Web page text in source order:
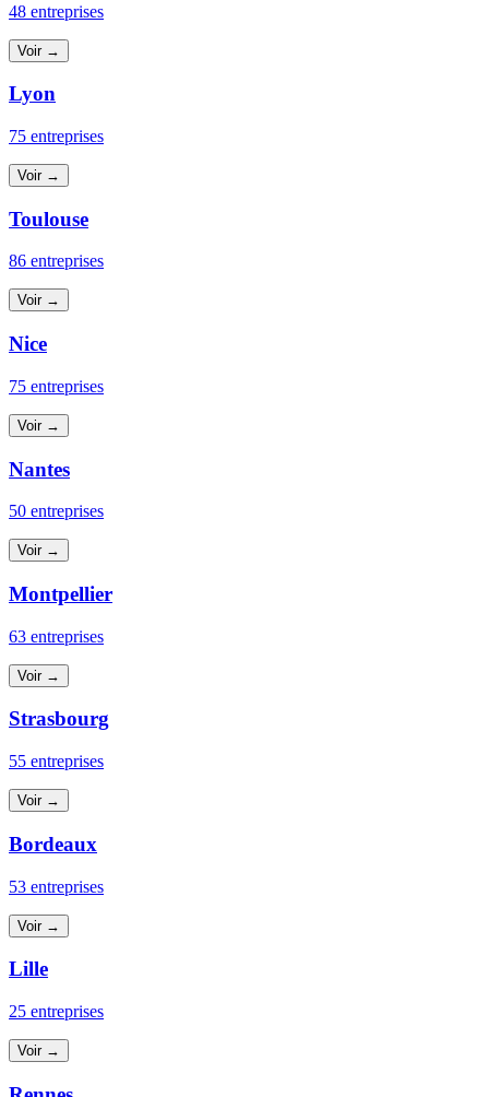
48 entreprises
Voir →
Lyon
75 entreprises
Voir →
Toulouse
86 entreprises
Voir →
Nice
75 entreprises
Voir →
Nantes
50 entreprises
Voir →
Montpellier
63 entreprises
Voir →
Strasbourg
55 entreprises
Voir →
Bordeaux
53 entreprises
Voir →
Lille
25 entreprises
Voir →